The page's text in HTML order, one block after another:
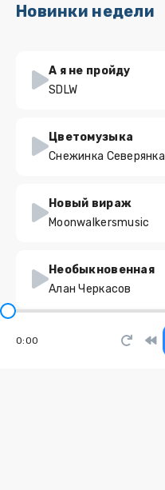
Новинки недели
А я не пройду
SDLW
Цветомузыка
Снежинка Северянка
Новый вираж
Moonwalkersmusic
Необыкновенная
Алан Черкасов
0:00